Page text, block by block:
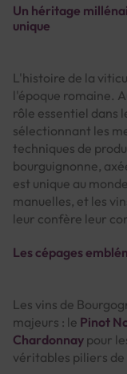
Un héritage
unique
L'histoire de la
l'époque romaine.
rôle essentiel dans
sélectionnant les
techniques de
bourguignonne,
est unique au
manuelles, et les
leur confère leur
Les cépages
Les vins de
majeurs : le Pinot
Chardonnay pour
véritables piliers